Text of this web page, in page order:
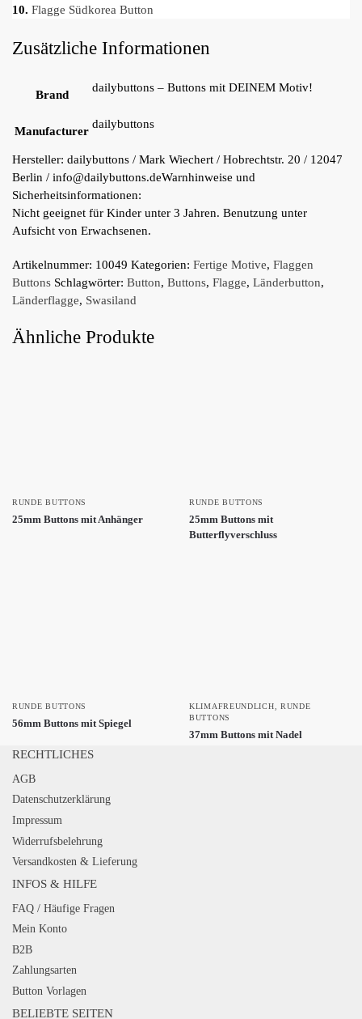
10. Flagge Südkorea Button
Zusätzliche Informationen
Brand
dailybuttons – Buttons mit DEINEM Motiv!
Manufacturer
dailybuttons
Hersteller: dailybuttons / Mark Wiechert / Hobrechtstr. 20 / 12047
Berlin / info@dailybuttons.deWarnhinweise und
Sicherheitsinformationen:
Nicht geeignet für Kinder unter 3 Jahren. Benutzung unter
Aufsicht von Erwachsenen.
Artikelnummer: 10049 Kategorien: Fertige Motive, Flaggen
Buttons Schlagwörter: Button, Buttons, Flagge, Länderbutton,
Länderflagge, Swasiland
Ähnliche Produkte
RUNDE BUTTONS
25mm Buttons mit Anhänger
RUNDE BUTTONS
25mm Buttons mit
Butterflyverschluss
RUNDE BUTTONS
56mm Buttons mit Spiegel
KLIMAFREUNDLICH
RUNDE
BUTTONS
37mm Buttons mit Nadel
RECHTLICHES
AGB
Datenschutzerklärung
Impressum
Widerrufsbelehrung
Versandkosten & Lieferung
INFOS & HILFE
FAQ / Häufige Fragen
Mein Konto
B2B
Zahlungsarten
Button Vorlagen
BELIEBTE SEITEN